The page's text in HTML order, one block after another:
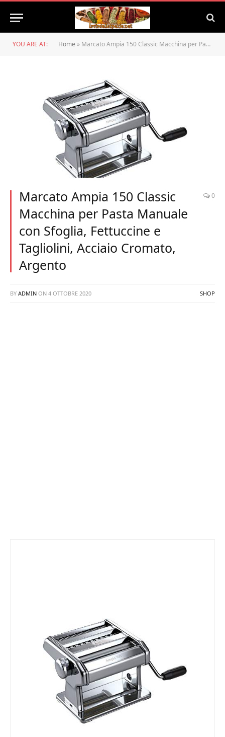
YOU ARE AT: Home » Marcato Ampia 150 Classic Macchina per Pasta Manuale con Sfoglia, Fettuccine e Tagliolini, Acciaio Cromato, Argento
Marcato Ampia 150 Classic
Macchina per Pasta Manuale
con Sfoglia, Fettuccine e
Tagliolini, Acciaio Cromato,
Argento
0
BY ADMIN ON 4 OTTOBRE 2020 SHOP